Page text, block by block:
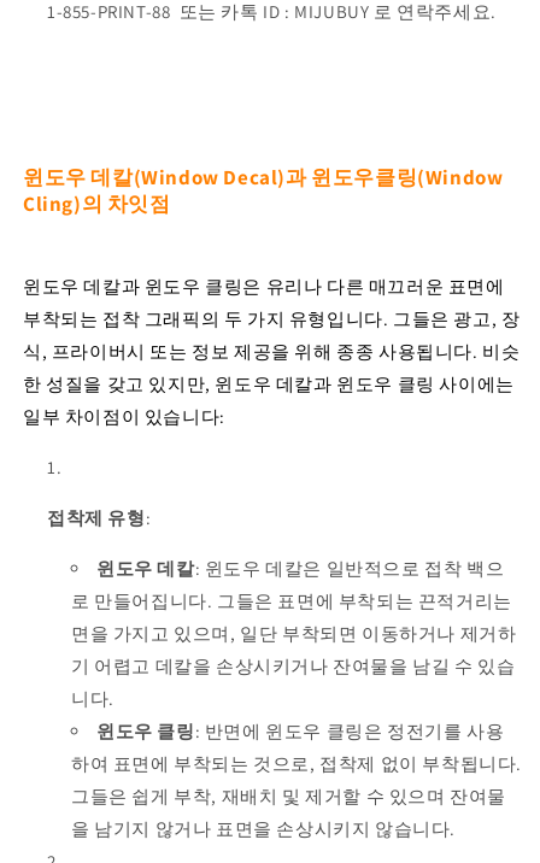
1-855-PRINT-88 또는 카톡 ID : MIJUBUY 로 연락주세요.
윈도우 데칼(Window Decal)과 윈도우클링(Window
Cling)의 차잇점
윈도우 데칼과 윈도우 클링은 유리나 다른 매끄러운 표면에
부착되는 접착 그래픽의 두 가지 유형입니다. 그들은 광고, 장
식, 프라이버시 또는 정보 제공을 위해 종종 사용됩니다. 비슷
한 성질을 갖고 있지만, 윈도우 데칼과 윈도우 클링 사이에는
일부 차이점이 있습니다:
접착제 유형:
윈도우 데칼: 윈도우 데칼은 일반적으로 접착 백으
로 만들어집니다. 그들은 표면에 부착되는 끈적거리는
면을 가지고 있으며, 일단 부착되면 이동하거나 제거하
기 어렵고 데칼을 손상시키거나 잔여물을 남길 수 있습
니다.
윈도우 클링: 반면에 윈도우 클링은 정전기를 사용
하여 표면에 부착되는 것으로, 접착제 없이 부착됩니다.
그들은 쉽게 부착, 재배치 및 제거할 수 있으며 잔여물
을 남기지 않거나 표면을 손상시키지 않습니다.